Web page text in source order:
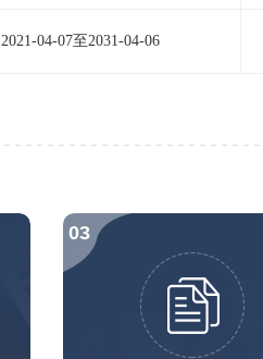
2021-04-07至2031-04-06